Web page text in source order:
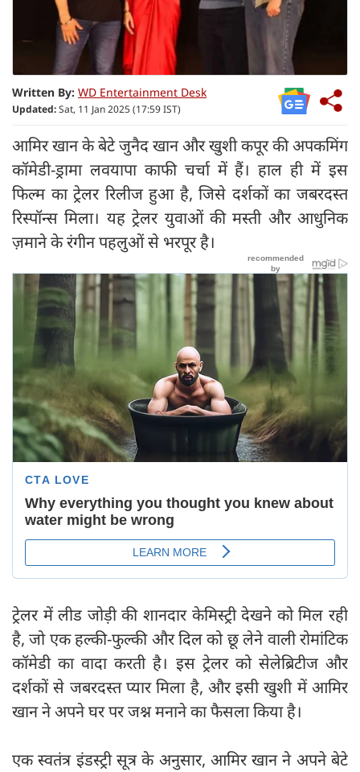
Written By: WD Entertainment Desk
Updated:Sat, 11 Jan 2025 (17:59 IST)
आमिर खान के बेटे जुनैद खान और खुशी कपूर की अपकमिंग
कॉमेडी-ड्रामा लवयापा काफी चर्चा में हैं। हाल ही में इस
फिल्म का ट्रेलर रिलीज हुआ है, जिसे दर्शकों का जबरदस्त
रिस्पॉन्स मिला। यह ट्रेलर युवाओं की मस्ती और आधुनिक
ज़माने के रंगीन पहलुओं से भरपूर है।
ट्रेलर में लीड जोड़ी की शानदार केमिस्ट्री देखने को मिल रही
है, जो एक हल्की-फुल्की और दिल को छू लेने वाली रोमांटिक
कॉमेडी का वादा करती है। इस ट्रेलर को सेलेब्रिटीज और
दर्शकों से जबरदस्त प्यार मिला है, और इसी खुशी में आमिर
खान ने अपने घर पर जश्न मनाने का फैसला किया है।
एक स्वतंत्र इंडस्ट्री सूत्र के अनुसार, आमिर खान ने अपने बेटे